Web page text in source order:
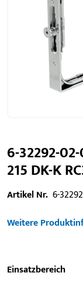
6-32292-
215 DK-K
Artikel Nr. 6-
Weitere
Einsatzbereich